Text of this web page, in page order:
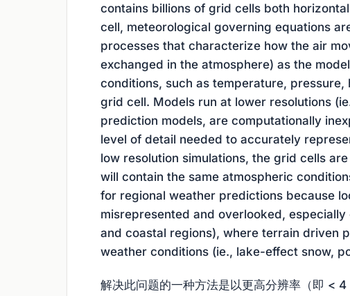
contains billions of grid cells both
cell, meteorological governing equations
processes that characterize how the air
exchanged in the atmosphere) as the
conditions, such as temperature,
grid cell. Models run at lower resolutions
prediction models, are computationally
level of detail needed to accurately
low resolution simulations, the grid cells
will contain the same atmospheric
for regional weather predictions because
misrepresented and overlooked,
and coastal regions), where terrain driven
weather conditions (ie., lake-effect snow,
解决此问题的一种方法是以更高分辨率（即 <